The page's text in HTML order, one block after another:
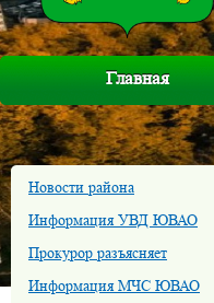
Главная
Новости района
Информация УВД ЮВАО
Прокурор разъясняет
Информация МЧС ЮВАО